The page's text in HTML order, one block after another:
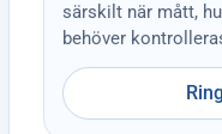
särskilt när mått,
behöver